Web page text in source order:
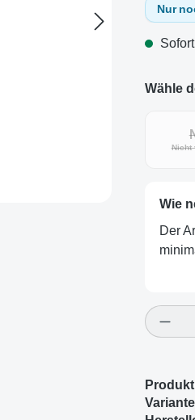
Nur
Wähle
Nicht
Wie
Der